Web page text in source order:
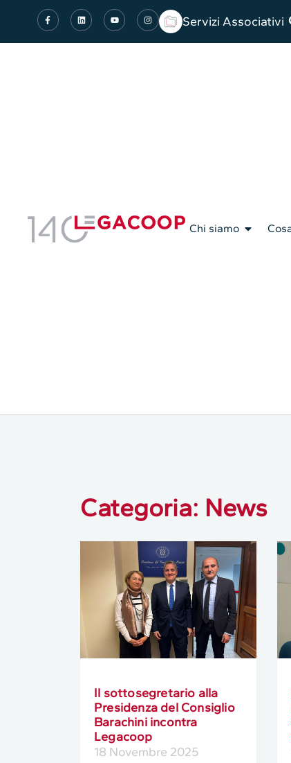
Servizi Associativi
Chi siamo
Categoria: News
Il sottosegretario alla
Presidenza del Consiglio
Barachini incontra
Legacoop
18 Novembre 2025